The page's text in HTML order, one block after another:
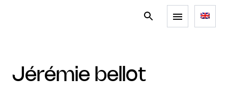
jérémie bellot